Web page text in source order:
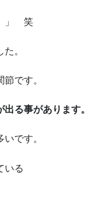
」 笑
。
です。
る事があります。
です。
いる